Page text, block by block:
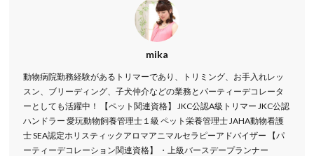
mika
動物病院勤務経験があるトリマーであり、トリミング、お手入れレッ
スン、ブリーディング、子犬仲介などの業務とパーティーデコレータ
ーとしても活躍中！ 【ペット関連資格】 JKC公認A級トリマー JKC公認
ハンドラー 愛玩動物飼養管理士１級 ペット栄養管理士 JAHA動物看護
士 SEA認定ホリスティックアロマアニマルセラピーアドバイザー 【パ
ーティーデコレーション関連資格】 ・上級バースデープランナー